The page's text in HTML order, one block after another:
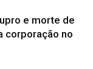
e morte de
corporação no